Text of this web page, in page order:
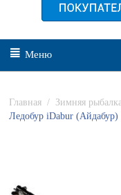
Меню
Главная / Зимняя рыбалка
Ледобур iDabur